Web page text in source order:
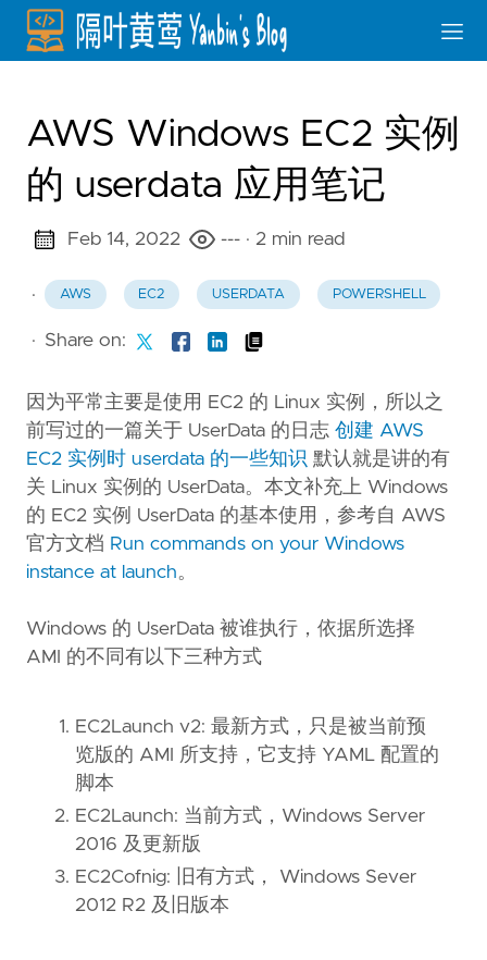
AWS Windows EC2 实例
的 userdata 应用笔记
Feb 14, 2022 --- · 2 min read
· AWS EC2 USERDATA POWERSHELL
· Share on:
因为平常主要是使用 EC2 的 Linux 实例，所以之
前写过的一篇关于 UserData 的日志 创建 AWS
EC2 实例时 userdata 的一些知识 默认就是讲的有
关 Linux 实例的 UserData。本文补充上 Windows
的 EC2 实例 UserData 的基本使用，参考自 AWS
官方文档 Run commands on your Windows
instance at launch。
Windows 的 UserData 被谁执行，依据所选择
AMI 的不同有以下三种方式
EC2Launch v2: 最新方式，只是被当前预
览版的 AMI 所支持，它支持 YAML 配置的
脚本
EC2Launch: 当前方式，Windows Server
2016 及更新版
EC2Cofnig: 旧有方式， Windows Sever
2012 R2 及旧版本